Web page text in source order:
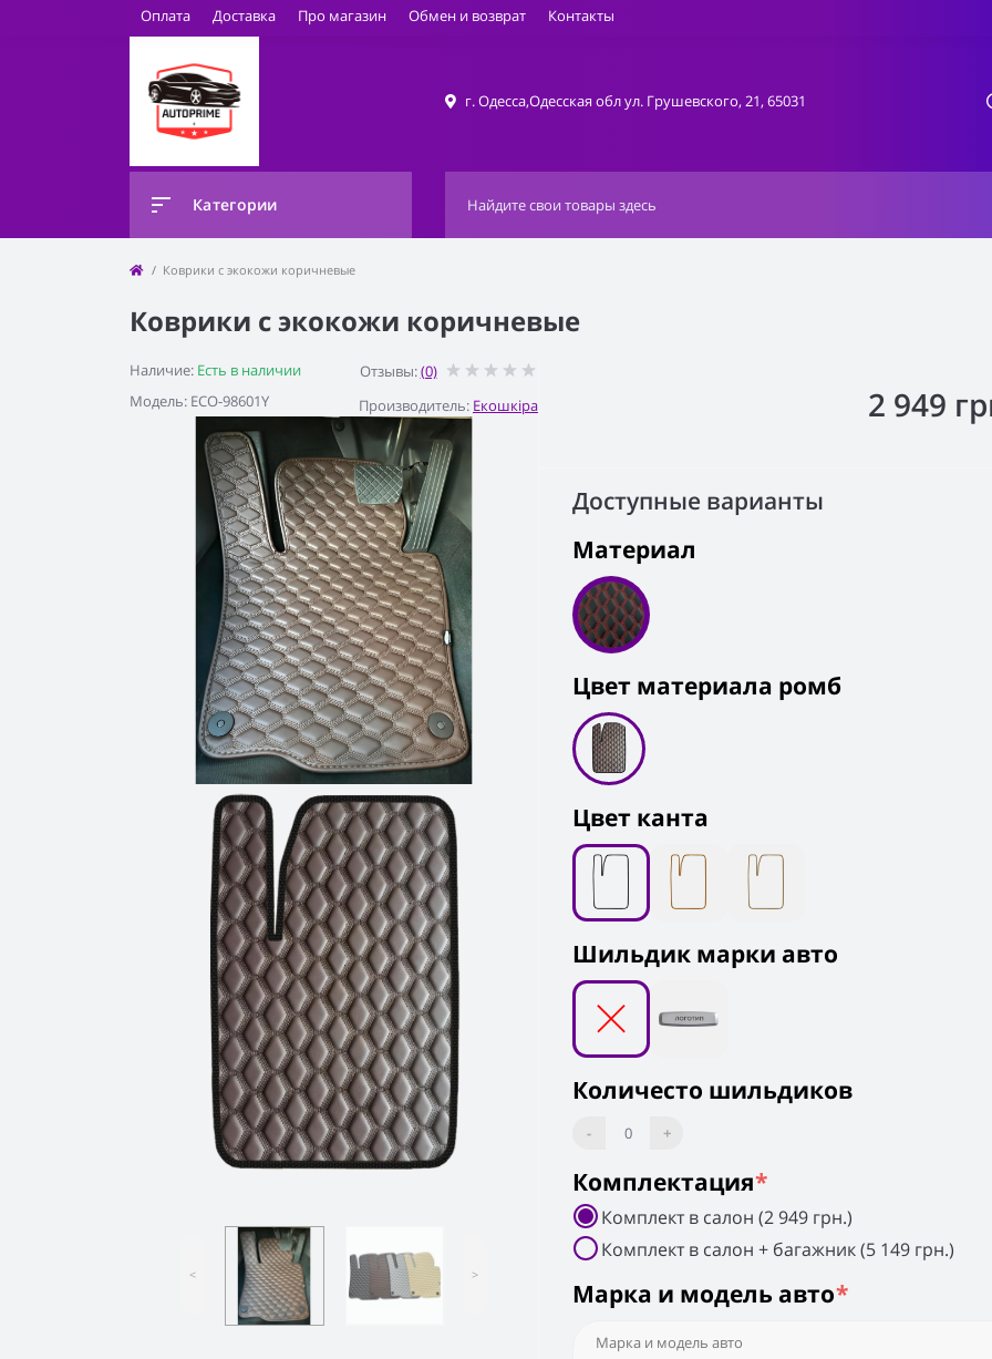
Оплата Доставка Про магазин Обмен и возврат Контакты
г. Одесса,Одесская обл ул. Грушевского, 21, 65031
Категории
Коврики с экокожи коричневые
Коврики с экокожи коричневые
Наличие: Есть в наличии
Модель: ECO-98601Y
Отзывы:(0)
Производитель: Екошкіра
< >
2 949
Доступные варианты
Материал
Цвет материала ромб
Цвет канта
Шильдик марки авто
Количесто шильдиков
- 0 +
Комплектация*
Комплект в салон (2 949 грн.)
Комплект в салон + багажник (5 149 грн.)
Марка и модель авто*